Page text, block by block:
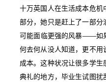
十万英国人在生活成本危
部分，她只是赶上了一部
可能面临更强的风暴——如
何去何从没人知道，更不
成本。这种状况让很多学
典礼的地方，毕业生试图